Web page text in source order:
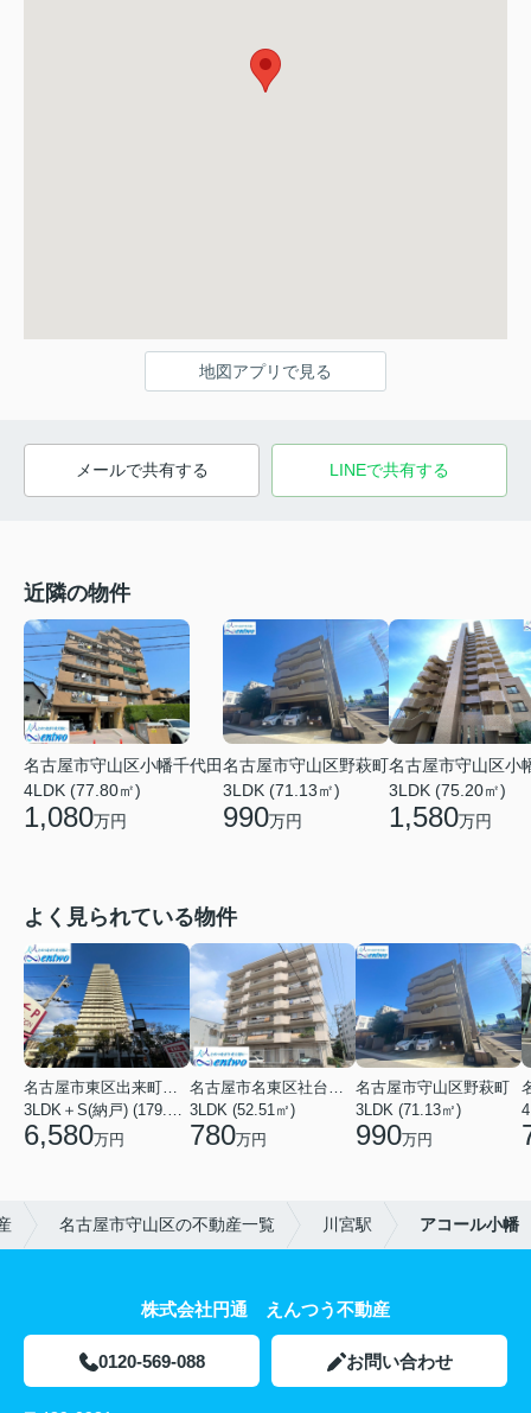
地図アプリで見る
メールで共有する LINEで共有する
近隣の物件
名古屋市守山区小幡千代田
4LDK (77.80㎡)
1,080万円
名古屋市守山区野萩町
3LDK (71.13㎡)
990万円
名古屋市守山区小
3LDK (75.20㎡)
1,580万円
よく見られている物件
名古屋市東区出来町２丁目
3LDK＋S(納戸) (179.54㎡)
6,580万円
名古屋市名東区社台３丁目
3LDK (52.51㎡)
780万円
名古屋市守山区野萩町
3LDK (71.13㎡)
990万円
名古屋市守山区の不動産一覧 川宮駅 アコール小幡
株式会社円通 えんつう不動産
0120-569-088 お問い合わせ